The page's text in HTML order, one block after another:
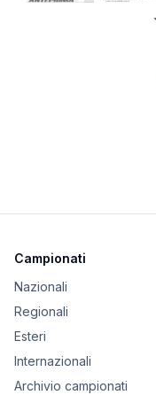
Campionati
Nazionali
Regionali
Esteri
Internazionali
Archivio campionati